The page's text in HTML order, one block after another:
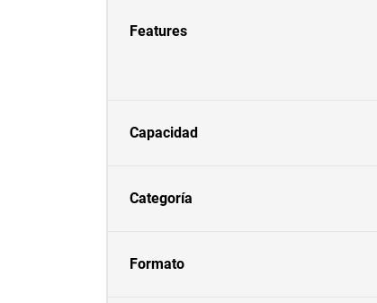
Features
Capacidad
Categoría
Formato